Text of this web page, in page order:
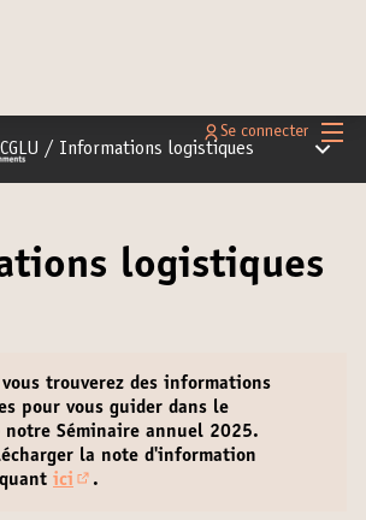
Se connecter
/ Informations logistiques Menu
logistiques
trouverez des informations
pour vous guider dans le
notre Séminaire annuel 2025.
la note d'information
ici
.